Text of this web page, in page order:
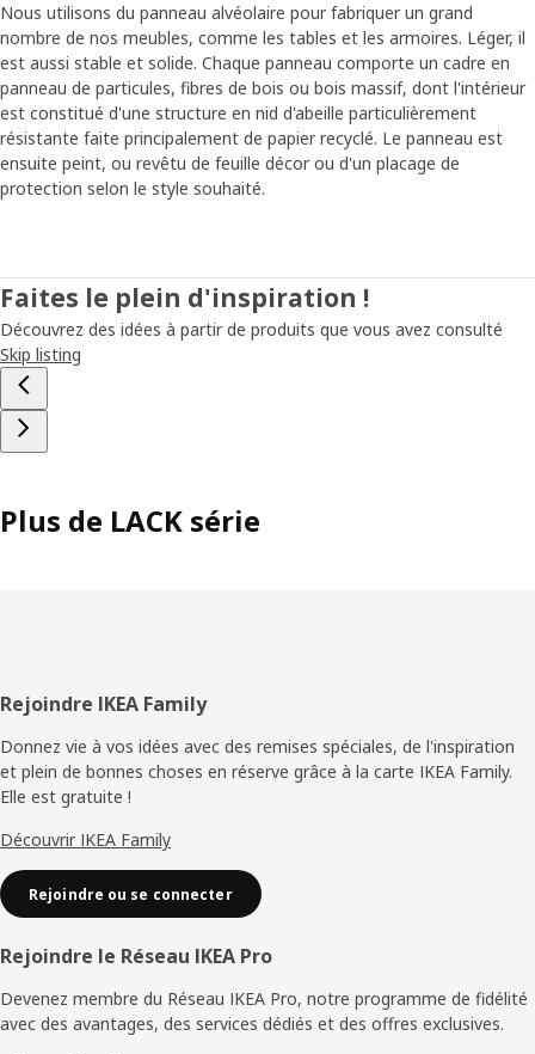
Nous utilisons du panneau alvéolaire pour fabriquer un grand
nombre de nos meubles, comme les tables et les armoires. Léger, il
est aussi stable et solide. Chaque panneau comporte un cadre en
panneau de particules, fibres de bois ou bois massif, dont l'intérieur
est constitué d'une structure en nid d'abeille particulièrement
résistante faite principalement de papier recyclé. Le panneau est
ensuite peint, ou revêtu de feuille décor ou d'un placage de
protection selon le style souhaité.
Faites le plein d'inspiration !
Découvrez des idées à partir de produits que vous avez consulté
Skip listing
Plus de LACK série
Pied
de
page
Rejoindre IKEA Family
Donnez vie à vos idées avec des remises spéciales, de l'inspiration
et plein de bonnes choses en réserve grâce à la carte IKEA Family.
Elle est gratuite !
Découvrir IKEA Family
Rejoindre ou se connecter
Rejoindre le Réseau IKEA Pro
Devenez membre du Réseau IKEA Pro, notre programme de fidélité
avec des avantages, des services dédiés et des offres exclusives.